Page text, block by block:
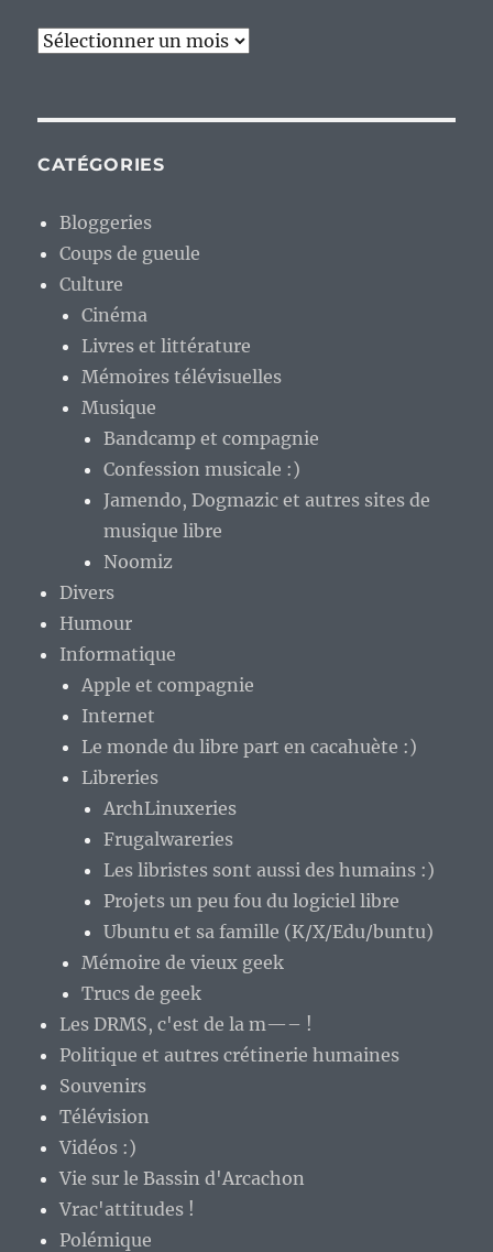
Archives
CATÉGORIES
Bloggeries
Coups de gueule
Culture
Cinéma
Livres et littérature
Mémoires télévisuelles
Musique
Bandcamp et compagnie
Confession musicale :)
Jamendo, Dogmazic et autres sites de
musique libre
Noomiz
Divers
Humour
Informatique
Apple et compagnie
Internet
Le monde du libre part en cacahuète :)
Libreries
ArchLinuxeries
Frugalwareries
Les libristes sont aussi des humains :)
Projets un peu fou du logiciel libre
Ubuntu et sa famille (K/X/Edu/buntu)
Mémoire de vieux geek
Trucs de geek
Les DRMS, c'est de la m—– !
Politique et autres crétinerie humaines
Souvenirs
Télévision
Vidéos :)
Vie sur le Bassin d'Arcachon
Vrac'attitudes !
Polémique